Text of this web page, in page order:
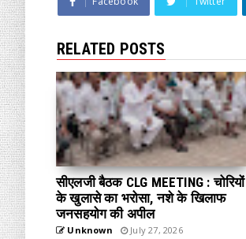
RELATED POSTS
सीएलजी बैठक CLG MEETING : चोरियों
के खुलासे का भरोसा, नशे के खिलाफ
जनसहयोग की अपील
Unknown July 27, 2026